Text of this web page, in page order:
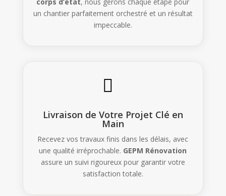
un chantier parfaitement orchestré et un résultat
impeccable.

Livraison de Votre Projet Clé en
Main
Recevez vos travaux finis dans les délais, avec
une qualité irréprochable. GEPM Rénovation
assure un suivi rigoureux pour garantir votre
satisfaction totale.